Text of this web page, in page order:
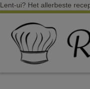
Lent-ui? Het allerbeste